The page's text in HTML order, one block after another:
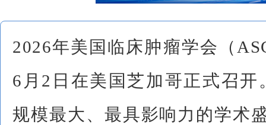
2026年美国临床肿瘤学会（
6月2日在美国芝加哥正式召
规模最大、最具影响力的学术